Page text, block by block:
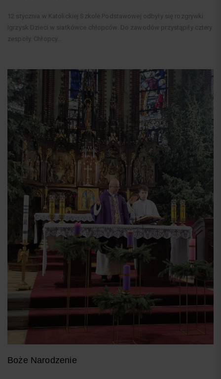
12 stycznia w Katolickiej Szkole Podstawowej odbyły się rozgrywki
Igrzysk Dzieci w siatkówce chłopców. Do zawodów przystąpiły cztery
zespoły. Chłopcy...
Boże Narodzenie